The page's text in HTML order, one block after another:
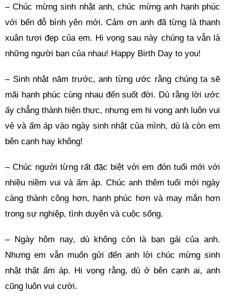
– Chúc mừng sinh nhật anh, chúc mừng anh hạnh phúc
với bến đỗ bình yên mới. Cảm ơn anh đã từng là thanh
xuân tươi đẹp của em. Hi vọng sau này chúng ta vẫn là
những người bạn của nhau! Happy Birth Day to you!
– Sinh nhật năm trước, anh từng ước rằng chúng ta sẽ
mãi hạnh phúc cùng nhau đến suốt đời. Dù rằng lời ước
ấy chẳng thành hiện thực, nhưng em hi vọng anh luôn vui
vẻ và ấm áp vào ngày sinh nhật của mình, dù là còn em
bên cạnh hay không!
– Chúc người từng rất đặc biệt với em đón tuổi mới với
nhiều niềm vui và ấm áp. Chúc anh thêm tuổi mới ngày
càng thành công hơn, hạnh phúc hơn và may mắn hơn
trong sự nghiệp, tình duyên và cuộc sống.
– Ngày hôm nay, dù không còn là bạn gái của anh.
Nhưng em vẫn muốn gửi đến anh lời chúc mừng sinh
nhật thật ấm áp. Hi vọng rằng, dù ở bên cạnh ai, anh
cũng luôn vui cười.